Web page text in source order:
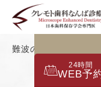
難波の歯医者「クレ
WEB予
24時間